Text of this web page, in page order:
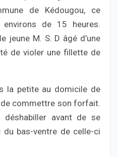
de Kédougou, ce
de 15 heures.
jeune M. S. D âgé d’une
de violer une fillette de
la petite au domicile de
commettre son forfait.
avant de se
bas-ventre de celle-ci